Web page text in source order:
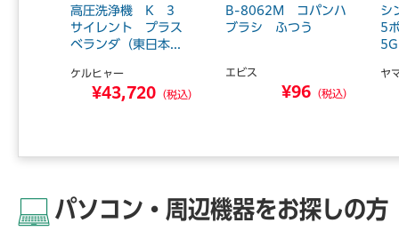
高圧洗浄機 K 3
サイレント プラス
ベランダ（東日本...
ケルヒャー
¥43,720 （税込）
B-8062M コパンハ
ブラシ ふつう
エビス
¥96 （税込）
シ
5
ヤ
パソコン・周辺機器をお探しの方